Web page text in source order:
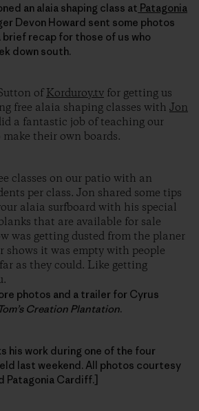
an alaia shaping class at Patagonia
Devon Howard sent some photos
brief recap for those of us who
down south.
ofKorduroy.tv for getting us
free alaia shaping classes with Jon
a fantastic job of teaching our
their own boards.
classes on our patio with an
per class. Jon shared some tips
alaia surfboard with his special
that are available for sale
was getting dusted from the planer
shows it was empty with people
as they could. Like getting
photos and a trailer for Cyrus
Tom’s Creation Plantation.
his work during one of the four
last weekend. All photos courtesy
Patagonia Cardiff.]